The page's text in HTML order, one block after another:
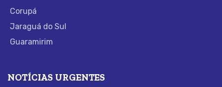
Corupá
Jaraguá do Sul
Guaramirim
NOTÍCIAS URGENTES